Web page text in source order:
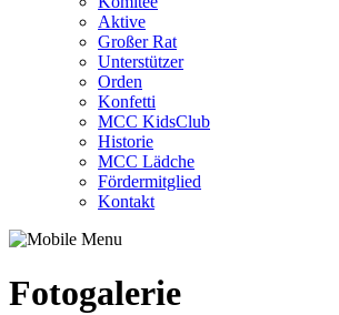
Aktive
Großer Rat
Unterstützer
Orden
Konfetti
MCC KidsClub
Historie
MCC Lädche
Fördermitglied
Kontakt
Fotogalerie